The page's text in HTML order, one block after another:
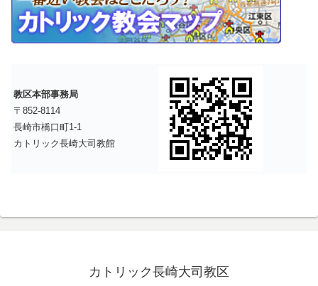
教区本部事務局
〒852-8114
長崎市橋口町1-1
カトリック長崎大司教館
カトリック長崎大司教区